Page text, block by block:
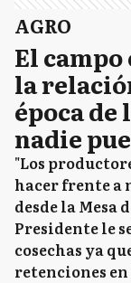
AGRO
El
la
época
nadie
"Los
hacer frente a
desde la Mesa
Presidente le
cosechas ya
retenciones